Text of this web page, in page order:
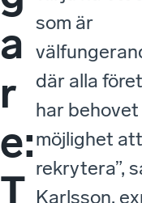
a
r
e:
T
som är
där alla
har behovet
möjlighet att
rekrytera”,
Karlsson,